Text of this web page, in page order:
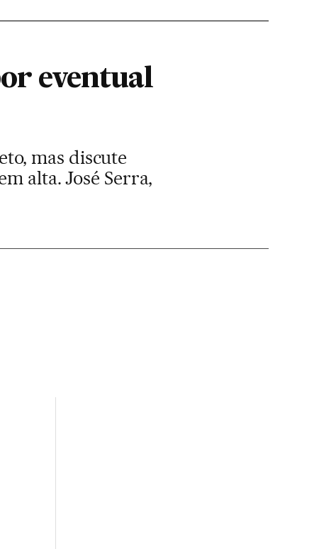
eventual
mas discute
alta. José Serra,